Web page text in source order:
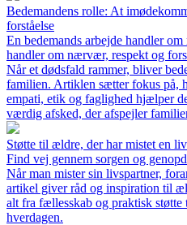
Bedemandens rolle: At
forståelse
En bedemands arbejde handler
handler om nærvær, respekt og
Når et dødsfald rammer, bliver
familien. Artiklen sætter fokus på,
empati, etik og faglighed hjælper
værdig afsked, der afspejler
Støtte til ældre, der har mistet en
Find vej gennem sorgen og
Når man mister sin livspartner,
artikel giver råd og inspiration til
alt fra fællesskab og praktisk
hverdagen.